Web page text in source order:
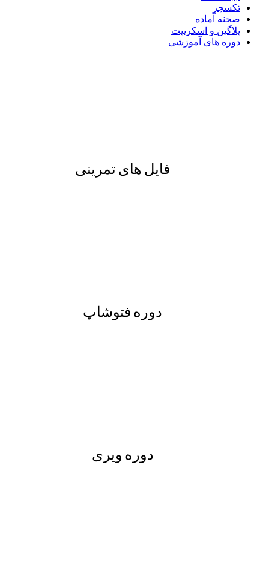
تکسچر
صحنه آماده
پلاگین و اسکریپت
دوره های آموزشی
فایل های تمرینی
دوره فتوشاپ
دوره ویری